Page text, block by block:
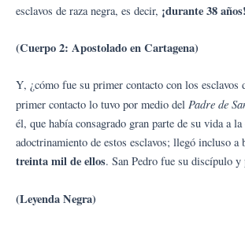
esclavos de raza negra, es decir, ¡durante 38 años!
(Cuerpo 2: Apostolado en Cartagena)
Y, ¿cómo fue su primer contacto con los esclavos
primer contacto lo tuvo por medio del Padre de
él, que había consagrado gran parte de su vida a
adoctrinamiento de estos esclavos; llegó incluso a
treinta mil de ellos. San Pedro fue su discípulo
(Leyenda Negra)